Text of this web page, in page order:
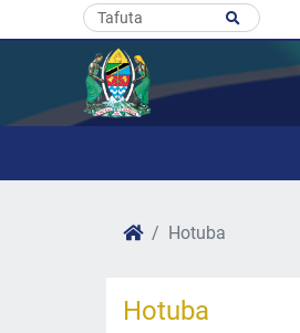
Hotuba
Hotuba